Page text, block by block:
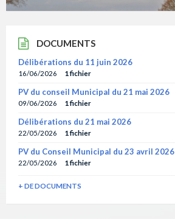
DOCUMENTS
Délibérations du 11 juin 2026
16/06/2026 1 fichier
PV du conseil Municipal du 21 mai 2026
09/06/2026 1 fichier
Délibérations du 21 mai 2026
22/05/2026 1 fichier
PV du Conseil Municipal du 23 avril 2026
22/05/2026 1 fichier
+ DE DOCUMENTS